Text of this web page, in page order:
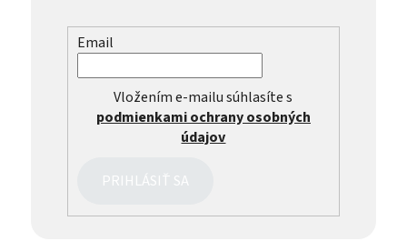
Email
Vložením e-mailu súhlasíte s
podmienkami ochrany osobných
údajov
PRIHLÁSIŤ SA